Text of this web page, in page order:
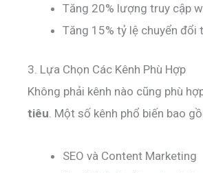
Tăng 20% lượng truy cập
Tăng 15% tỷ lệ chuyển
3. Lựa Chọn Các Kênh Phù Hợp
Không phải kênh nào cũng phù
tiêu. Một số kênh phổ biến bao
SEO và Content Marketing